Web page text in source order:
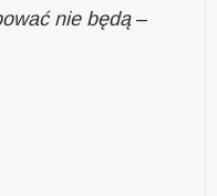
nie będą–